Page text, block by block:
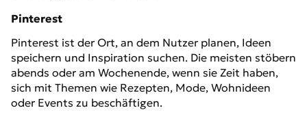
Pinterest
Pinterest ist der Ort, an dem Nutzer planen, Ideen
speichern und Inspiration suchen. Die meisten stöbern
abends oder am Wochenende, wenn sie Zeit haben,
sich mit Themen wie Rezepten, Mode, Wohnideen
oder Events zu beschäftigen.